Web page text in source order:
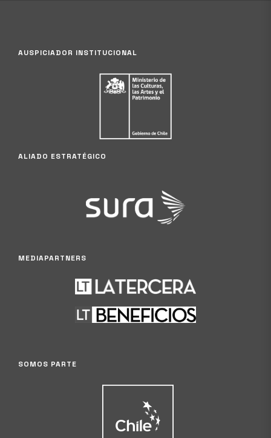
AUSPICIADOR INSTITUCIONAL
ALIADO ESTRATÉGICO
MEDIAPARTNERS
SOMOS PARTE